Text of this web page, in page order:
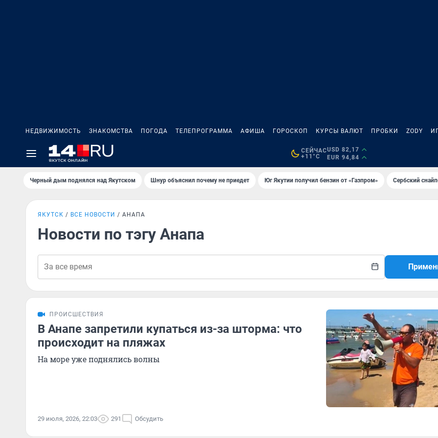
НЕДВИЖИМОСТЬ ЗНАКОМСТВА ПОГОДА ТЕЛЕПРОГРАММА АФИША ГОРОСКОП КУРСЫ ВАЛЮТ ПРОБКИ ZODY
СЕЙЧАС
+11°C
USD 82,17
EUR 94,84
Черный дым поднялся над Якутском Шнур объяснил почему не приедет Юг Якутии получил бензин от «Газпром» Сербский
ЯКУТСК ВСЕ НОВОСТИ АНАПА
Новости по тэгу Анапа
ПРОИСШЕСТВИЯ
В Анапе запретили купаться из-за шторма: что
происходит на пляжах
На море уже поднялись волны
29 июля, 2026, 22:03 291 Обсудить